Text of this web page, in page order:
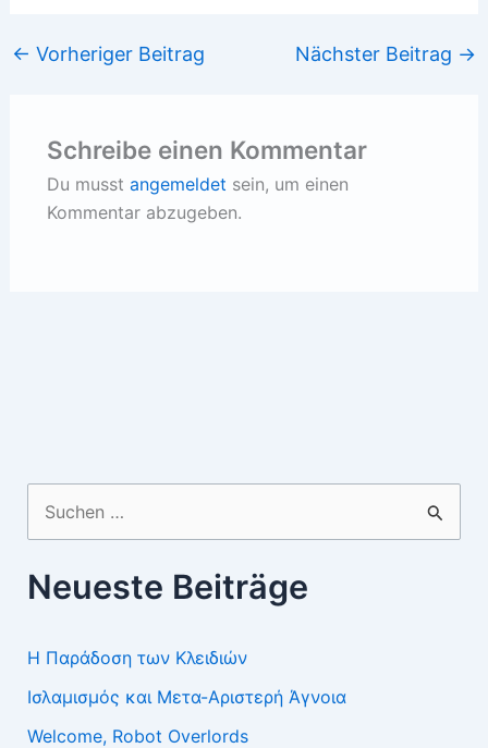
← Vorheriger Beitrag Nächster Beitrag →
Schreibe einen Kommentar
Du musst angemeldet sein, um einen
Kommentar abzugeben.
Suchen
nach:
Neueste Beiträge
Η Παράδοση των Κλειδιών
Ισλαμισμός και Μετα-Αριστερή Άγνοια
Welcome, Robot Overlords